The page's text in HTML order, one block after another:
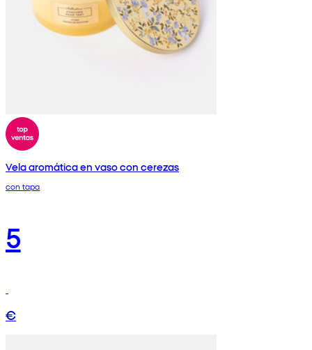
Vela aromática en vaso con cerezas
con tapa
5
€